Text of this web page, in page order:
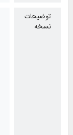
توضیحات
نسخه